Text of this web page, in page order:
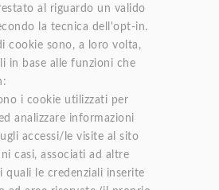
al riguardo un valido
la tecnica dell'opt-in.
cookie sono, a loro volta,
in base alle funzioni che
i cookie utilizzati per
analizzare informazioni
accessi/le visite al sito
casi, associati ad altre
quali le credenziali inserite